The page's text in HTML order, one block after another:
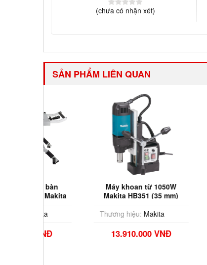
(chưa có nhận xét)
SẢN PHẨM LIÊN QUAN
Máy khoan từ 1050W
Makita HB351 (35 mm)
Thương hiệu:Makita
13.910.000 VNĐ
Máy
Makita